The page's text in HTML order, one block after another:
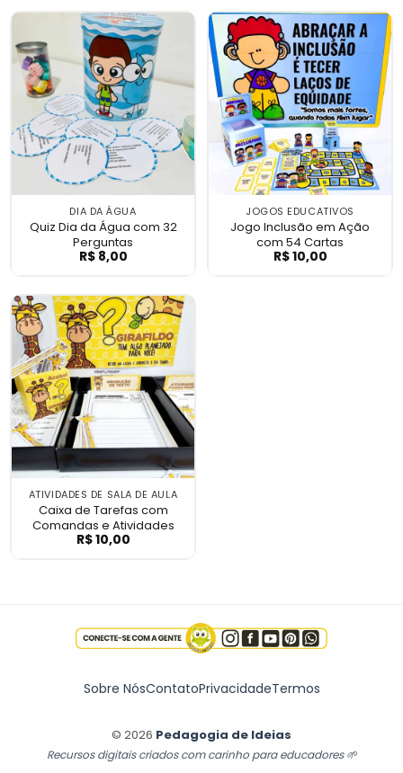
DIA DA ÁGUA
Quiz Dia da Água com 32
Perguntas
Quiz Dia da Água com 32 Perguntas
R$8,00
JOGOS EDUCATIVOS
Jogo Inclusão em Ação
com 54 Cartas
Jogo Inclusão
R$10,00
ATIVIDADES DE SALA DE AULA
Caixa de Tarefas com
Comandas e Atividades
Caixa de Tarefas com Comandas e
R$10,00
Sobre NósContatoPrivacidadeTermos
© 2026 Pedagogia de Ideias
Recursos digitais criados com carinho para educadores 🌱